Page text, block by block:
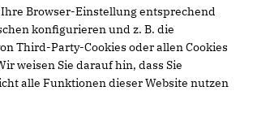
Browser-Einstellung entsprechend
konfigurieren und z. B. die
Third-Party-Cookies oder allen Cookies
weisen Sie darauf hin, dass Sie
alle Funktionen dieser Website nutzen